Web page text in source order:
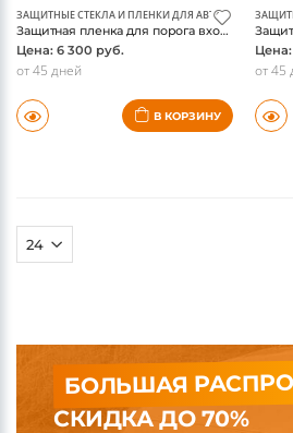
ЗАЩИТНЫЕ СТЕКЛА И ПЛЕНКИ ДЛЯ АВТО
Защитная пленка для порога входа Черный/Серебристый, передняя - VW T7 Multivan
Цена: 6 300 руб.
от 45 дней
В КОРЗИНУ
от 45
БОЛЬШАЯ
СКИДКА ДО 70%